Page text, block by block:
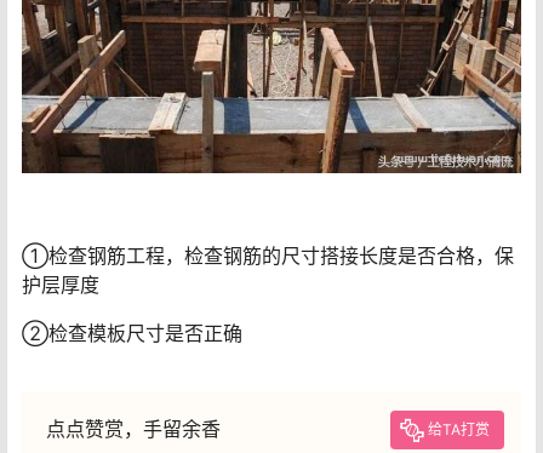
①检查钢筋工程，检查钢筋的尺寸搭接长度是否合格，保
护层厚度
②检查模板尺寸是否正确
点点赞赏，手留余香 给TA打赏